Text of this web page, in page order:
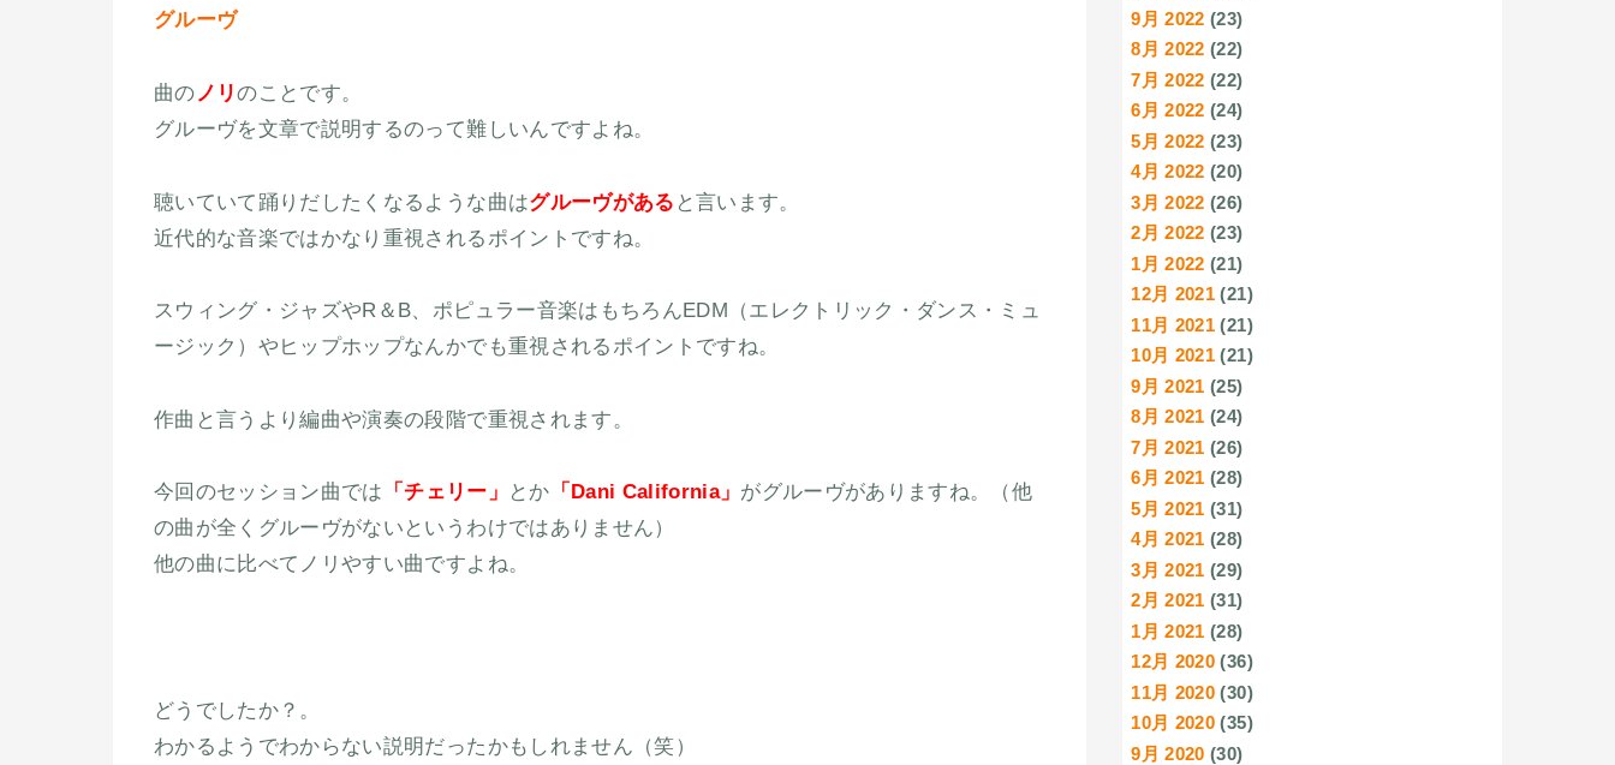
グルーヴ
曲のノリのことです。
グルーヴを文章で説明するのって難しいんですよね。
聴いていて踊りだしたくなるような曲はグルーヴがある と言います。
近代的な音楽ではかなり重視されるポイントですね。
スウィング・ジャズやR＆B、ポピュラー音楽はもちろんEDM（エレクトリック・ダンス・ミュ
ージック）やヒップホップなんかでも重視されるポイントですね。
作曲と言うより編曲や演奏の段階で重視されます。
今回のセッション曲では 「チェリー」 とか 「Dani California」 がグルーヴがありますね。（他
の曲が全くグルーヴがないというわけではありません）
他の曲に比べてノリやすい曲ですよね。
どうでしたか？。
わかるようでわからない説明だったかもしれません（笑）
9月 2022 (23)
8月 2022 (22)
7月 2022 (22)
6月 2022 (24)
5月 2022 (23)
4月 2022 (20)
3月 2022 (26)
2月 2022 (23)
1月 2022 (21)
12月 2021 (21)
11月 2021 (21)
10月 2021 (21)
9月 2021 (25)
8月 2021 (24)
7月 2021 (26)
6月 2021 (28)
5月 2021 (31)
4月 2021 (28)
3月 2021 (29)
2月 2021 (31)
1月 2021 (28)
12月 2020 (36)
11月 2020 (30)
10月 2020 (35)
9月 2020 (30)